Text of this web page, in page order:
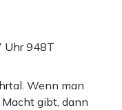
Uhr948T
Wenn man
gibt, dann